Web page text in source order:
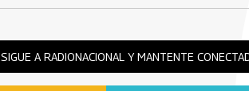
SIGUE A RADIONACIONAL Y MANTENTE